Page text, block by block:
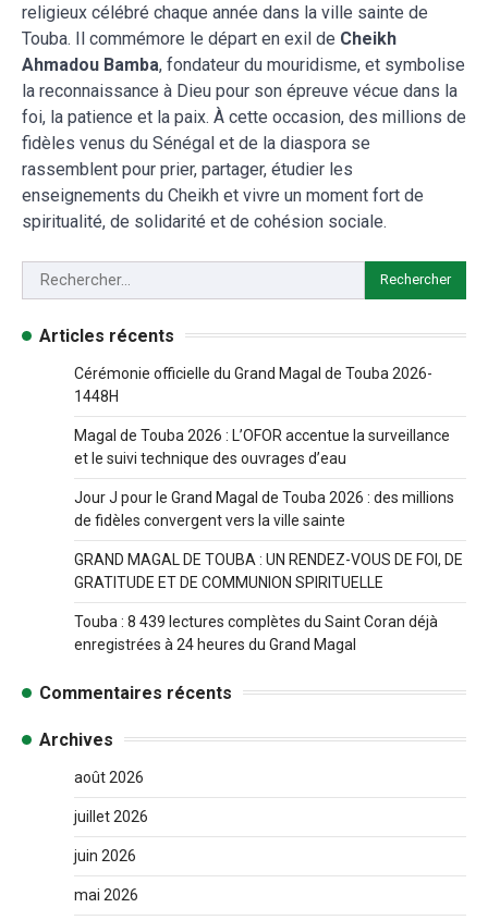
religieux célébré chaque année dans la ville sainte de
Touba. Il commémore le départ en exil de Cheikh
Ahmadou Bamba, fondateur du mouridisme, et symbolise
la reconnaissance à Dieu pour son épreuve vécue dans la
foi, la patience et la paix. À cette occasion, des millions de
fidèles venus du Sénégal et de la diaspora se
rassemblent pour prier, partager, étudier les
enseignements du Cheikh et vivre un moment fort de
spiritualité, de solidarité et de cohésion sociale.
Articles récents
Cérémonie officielle du Grand Magal de Touba 2026-
1448H
Magal de Touba 2026 : L’OFOR accentue la surveillance
et le suivi technique des ouvrages d’eau
Jour J pour le Grand Magal de Touba 2026 : des millions
de fidèles convergent vers la ville sainte
GRAND MAGAL DE TOUBA : UN RENDEZ-VOUS DE FOI, DE
GRATITUDE ET DE COMMUNION SPIRITUELLE
Touba : 8 439 lectures complètes du Saint Coran déjà
enregistrées à 24 heures du Grand Magal
Commentaires récents
Archives
août 2026
juillet 2026
juin 2026
mai 2026